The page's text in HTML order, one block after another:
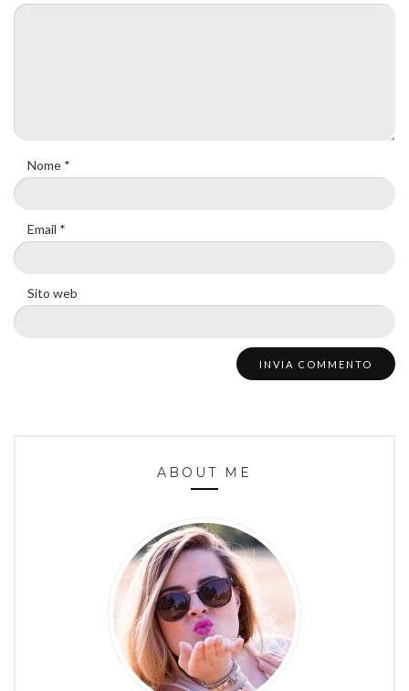
Nome *
Email *
Sito web
ABOUT ME